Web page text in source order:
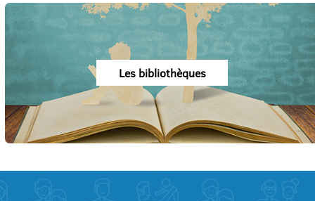
Les bibliothèques